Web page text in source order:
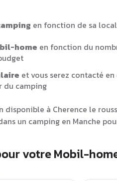
en fonction de sa
home en fonction du
et vous serez contacté
du camping
disponible à Cherence le
un camping en Manche
votre Mobil-